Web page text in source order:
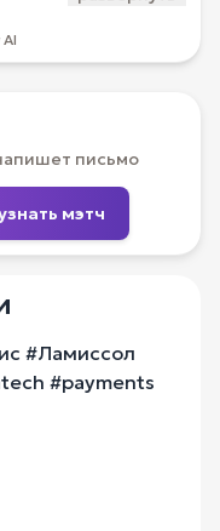
письмо
мэтч
#Ламиссол
#payments